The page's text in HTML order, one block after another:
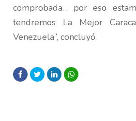
comprobada… por eso
tendremos La Mejor
Venezuela”, concluyó.